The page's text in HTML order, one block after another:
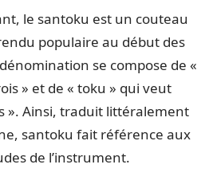
le santoku est un couteau
populaire au début des
se compose de «
» et de « toku » qui veut
». Ainsi, traduit littéralement
santoku fait référence aux
de l’instrument.